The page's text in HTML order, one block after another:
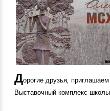
Дорогие друзья,
Выставочный комплекс